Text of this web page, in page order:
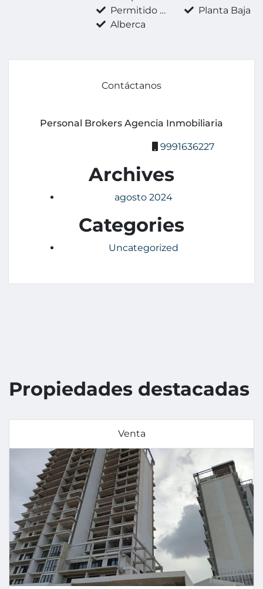
Permitido fumar
Planta Baja
Alberca
Contáctanos
Personal Brokers Agencia Inmobiliaria
9991636227
Archives
agosto 2024
Categories
Uncategorized
Propiedades destacadas
Venta